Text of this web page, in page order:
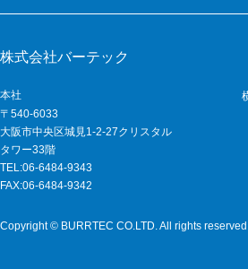
株式会社バーテック
本社
〒540-6033
大阪市中央区城見1-2-27クリスタル
タワー33階
TEL:06-6484-9343
FAX:06-6484-9342
Copyright © BURRTEC CO.LTD. All rights